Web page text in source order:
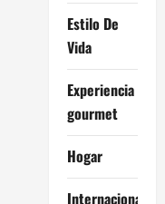
Estilo De
Vida
Experiencia
gourmet
Hogar
Internacional